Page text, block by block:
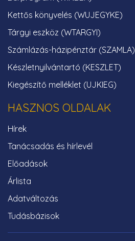
Kettős könyvelés (WUJEGYKE)
Tárgyi eszköz (WTARGYI)
Számlázás-házipénztár (SZAMLA)
Készletnyilvántartó (KESZLET)
Kiegészítő melléklet (UJKIEG)
HASZNOS OLDALAK
Hírek
Tanácsadás és hírlevél
Előadások
Árlista
Adatváltozás
Tudásbázisok